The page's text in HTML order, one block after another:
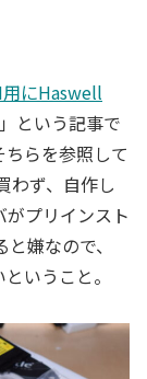
にHaswell
」という記事で
らを参照して
わず、自作し
プリインスト
嫌なので、
いうこと。